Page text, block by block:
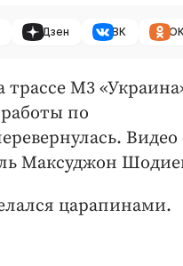
Дзен ВК ОК
М3
по
Видео
Максуджон
царапинами.